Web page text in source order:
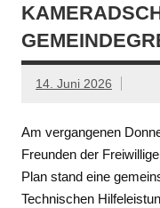
14. Juni 2026
Am vergangenen
Freunden der
Plan stand eine
Technischen